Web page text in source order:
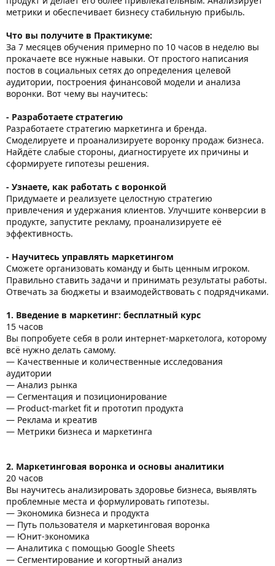
метрики и обеспечивает бизнесу стабильную прибыль.
Что вы получите в Практикуме:
За 7 месяцев обучения примерно по 10 часов в неделю вы
прокачаете все нужные навыки. От простого написания
постов в социальных сетях до определения целевой
аудитории, построения финансовой модели и анализа
воронки. Вот чему вы научитесь:
- Разработаете стратегию
Разработаете стратегию маркетинга и бренда.
Смоделируете и проанализируете воронку продаж бизнеса.
Найдёте слабые стороны, диагностируете их причины и
сформируете гипотезы решения.
- Узнаете, как работать с воронкой
Придумаете и реализуете целостную стратегию
привлечения и удержания клиентов. Улучшите конверсии в
продукте, запустите рекламу, проанализируете её
эффективность.
- Научитесь управлять маркетингом
Сможете организовать команду и быть ценным игроком.
Правильно ставить задачи и принимать результаты работы.
Отвечать за бюджеты и взаимодействовать с подрядчиками.
1. Введение в маркетинг: бесплатный курс
15 часов
Вы попробуете себя в роли интернет-маркетолога, которому
всё нужно делать самому.
— Качественные и количественные исследования
аудитории
— Анализ рынка
— Сегментация и позиционирование
— Product-market fit и прототип продукта
— Реклама и креатив
— Метрики бизнеса и маркетинга
2. Маркетинговая воронка и основы аналитики
20 часов
Вы научитесь анализировать здоровье бизнеса, выявлять
проблемные места и формулировать гипотезы.
— Экономика бизнеса и продукта
— Путь пользователя и маркетинговая воронка
— Юнит-экономика
— Аналитика с помощью Google Sheets
— Сегментирование и когортный анализ